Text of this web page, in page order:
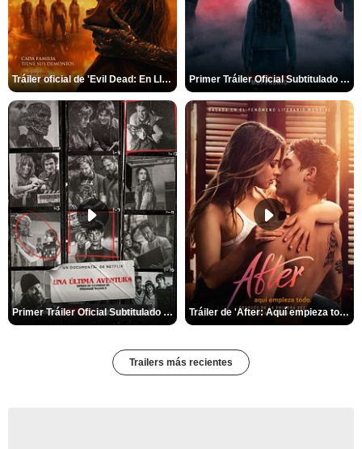
Tráiler oficial de 'Evil Dead: En Llamas' Primer Tráiler Oficial Subtitulado de 'La Noche Del Demonio: Están Entre Nosotros'
Primer Tráiler Oficial Subtitulado de 'Una última aventura: Detrás de cámaras de Stranger Things 5' Tráiler de 'After: Aquí empieza todo'
Trailers más recientes